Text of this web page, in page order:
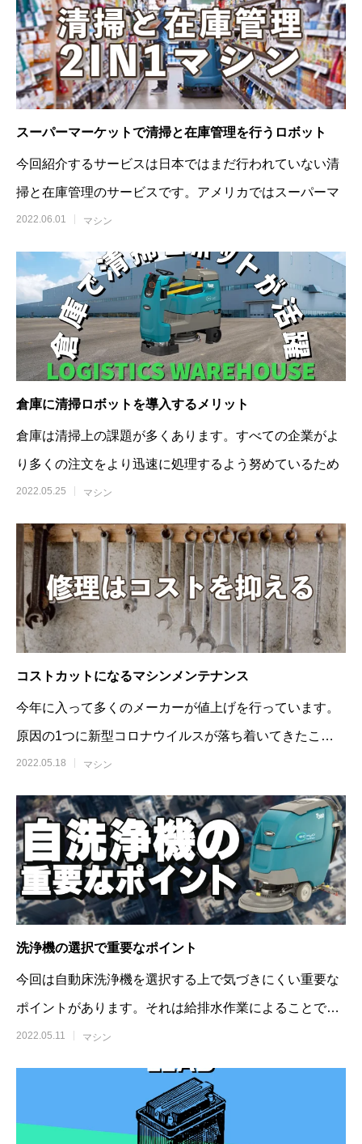
スーパーマーケットで清掃と在庫管理を行うロボット
今回紹介するサービスは日本ではまだ行われていない清
掃と在庫管理のサービスです。アメリカではスーパーマ
2022.06.01 マシン
倉庫に清掃ロボットを導入するメリット
倉庫は清掃上の課題が多くあります。すべての企業がよ
り多くの注文をより迅速に処理するよう努めているため
2022.05.25 マシン
コストカットになるマシンメンテナンス
今年に入って多くのメーカーが値上げを行っています。
原因の1つに新型コロナウイルスが落ち着いてきたこと
から世界
2022.05.18 マシン
洗浄機の選択で重要なポイント
今回は自動床洗浄機を選択する上で気づきにくい重要な
ポイントがあります。それは給排水作業によることで
す。しかし、それらはカ
2022.05.11 マシン